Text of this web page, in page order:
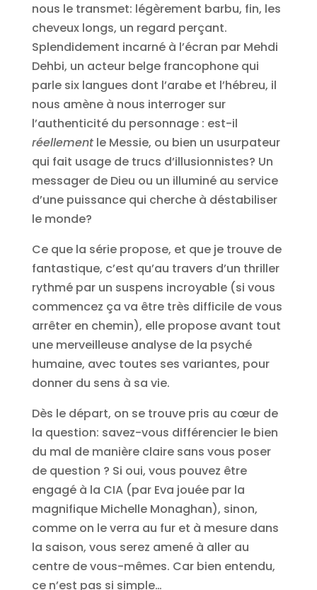
nous le transmet: légèrement barbu, fin, les
cheveux longs, un regard perçant.
Splendidement incarné à l’écran par Mehdi
Dehbi, un acteur belge francophone qui
parle six langues dont l’arabe et l’hébreu, il
nous amène à nous interroger sur
l’authenticité du personnage : est-il
réellementle Messie, ou bien un usurpateur
qui fait usage de trucs d’illusionnistes? Un
messager de Dieu ou un illuminé au service
d’une puissance qui cherche à déstabiliser
le monde?
Ce que la série propose, et que je trouve de
fantastique, c’est qu’au travers d’un thriller
rythmé par un suspens incroyable (si vous
commencez ça va être très difficile de vous
arrêter en chemin), elle propose avant tout
une merveilleuse analyse de la psyché
humaine, avec toutes ses variantes, pour
donner du sens à sa vie.
Dès le départ, on se trouve pris au cœur de
la question: savez-vous différencier le bien
du mal de manière claire sans vous poser
de question ? Si oui, vous pouvez être
engagé à la CIA (par Eva jouée par la
magnifique Michelle Monaghan), sinon,
comme on le verra au fur et à mesure dans
la saison, vous serez amené à aller au
centre de vous-mêmes. Car bien entendu,
ce n’est pas si simple…